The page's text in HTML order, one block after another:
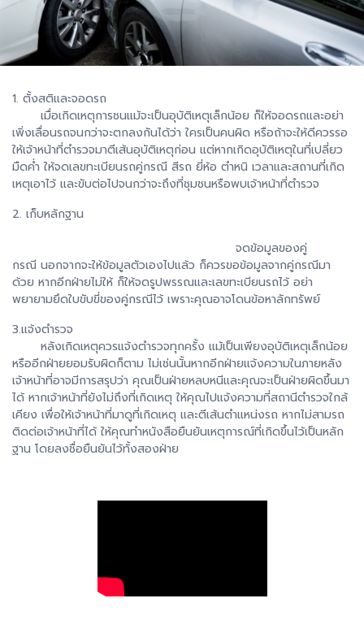
1. ตั้งสติและจอดรถ
เมื่อเกิดเหตุการชนแม้จะเป็นอุบัติเหตุเล็กน้อย ก็ให้จอดรถและอย่า
เพิ่งเลื่อนรถจนกว่าจะตกลงกันได้ว่า ใครเป็นคนผิด หรือถ้าจะให้ดีควรรอ
ให้เจ้าหน้าที่ตำรวจมาตีเส้นอุบัติเหตุก่อน แต่หากเกิดอุบัติเหตุในที่เปลี่ยว
มืดค่ำ ให้จดเลขทะเบียนรถคู่กรณี สีรถ ยี่ห้อ ตำหนิ เวลาและสถานที่เกิด
เหตุเอาไว้ และขับต่อไปจนกว่าจะถึงที่ชุมชนหรือพบเจ้าหน้าที่ตำรวจ
2. เก็บหลักฐาน
จดข้อมูลของคู่
กรณี นอกจากจะให้ข้อมูลตัวเองไปแล้ว ก็ควรขอข้อมูลจากคู่กรณีมา
ด้วย หากอีกฝ่ายไม่ให้ ก็ให้จดรูปพรรณและเลขทะเบียนรถไว้ อย่า
พยายามยึดใบขับขี่ของคู่กรณีไว้ เพราะคุณอาจโดนข้อหาลักทรัพย์
3.แจ้งตำรวจ
หลังเกิดเหตุควรแจ้งตำรวจทุกครั้ง แม้เป็นเพียงอุบัติเหตุเล็กน้อย
หรืออีกฝ่ายยอมรับผิดก็ตาม ไม่เช่นนั้นหากอีกฝ่ายแจ้งความในภายหลัง
เจ้าหน้าที่อาจมีการสรุปว่า คุณเป็นฝ่ายหลบหนีและคุณจะเป็นฝ่ายผิดขึ้นมา
ได้ หากเจ้าหน้าที่ยังไม่ถึงที่เกิดเหตุ ให้คุณไปแจ้งความที่สถานีตำรวจใกล้
เคียง เพื่อให้เจ้าหน้าที่มาดูที่เกิดเหตุ และตีเส้นตำแหน่งรถ หากไม่สามรถ
ติดต่อเจ้าหน้าที่ได้ ให้คุณทำหนังสือยืนยันเหตุการณ์ที่เกิดขึ้นไว้เป็นหลัก
ฐาน โดยลงชื่อยืนยันไว้ทั้งสองฝ่าย